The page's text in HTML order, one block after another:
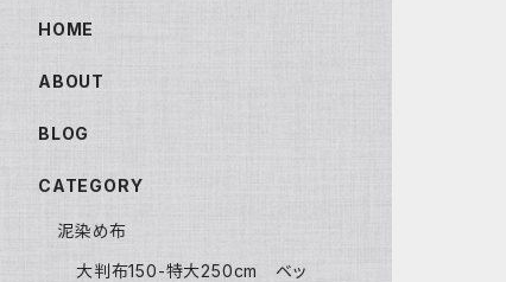
HOME
ABOUT
BLOG
CATEGORY
泥染め布
大判布150-特大250cm ベッ